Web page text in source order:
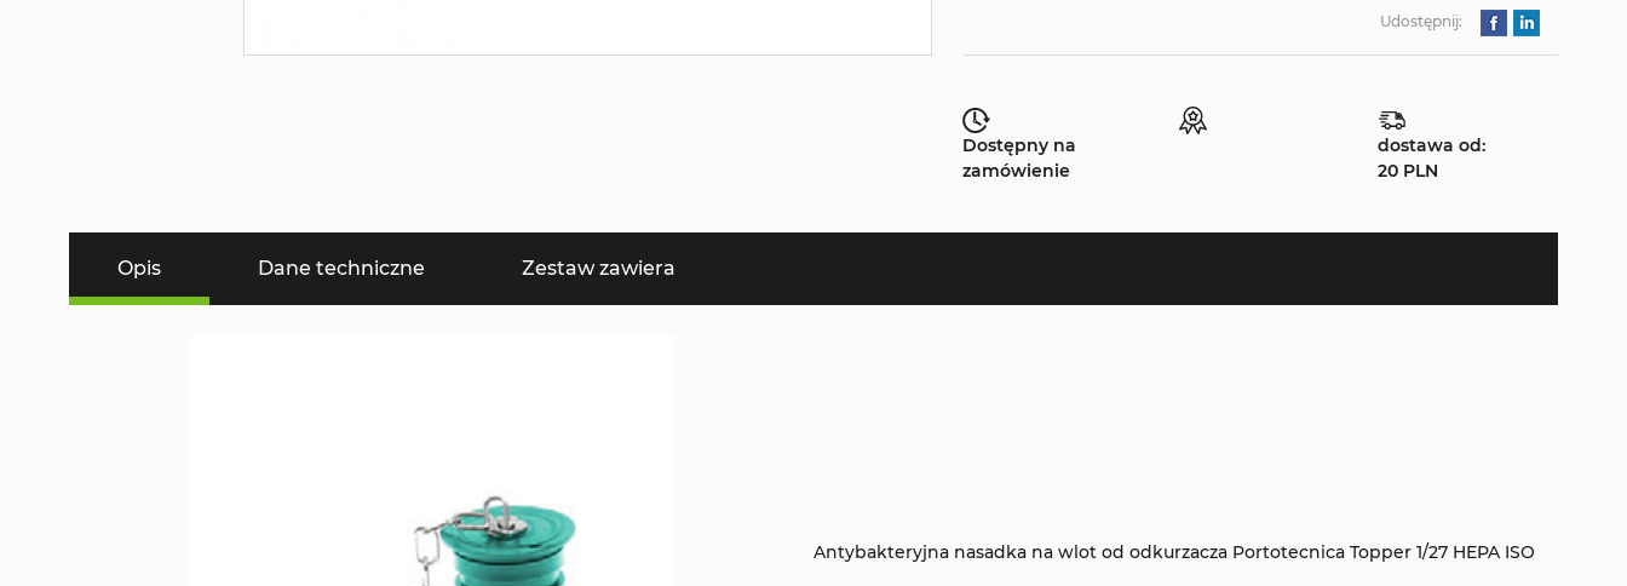
Udostępnij:
Dostępny na
zamówienie
dostawa od:
20 PLN
Opis Dane techniczne Zestaw zawiera
Antybakteryjna nasadka na wlot od odkurzacza Portotecnica Topper 1/27 HEPA ISO